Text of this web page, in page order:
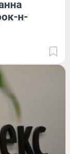
н-